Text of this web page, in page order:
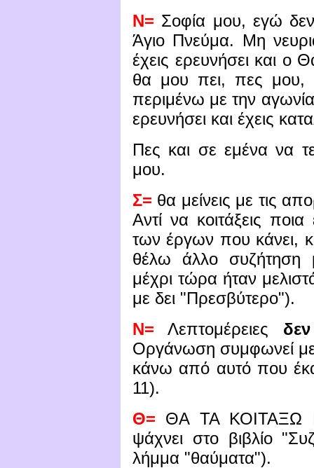
Ν= Σοφία μου, εγώ
Άγιο Πνεύμα. Μη
έχεις ερευνήσει και ο
θα μου πει, πες
περιμένω με την
ερευνήσει και έχεις
Πες και σε εμένα να
μου.
Σ= θα μείνεις με τις
Αντί να κοιτάξεις
των έργων που κάνει,
θέλω άλλο συζήτηση
μέχρι τώρα ήταν
με δει "Πρεσβύτερο").
Ν= Λεπτομέρειες δεν
Οργάνωση συμφωνεί με
κάνω από αυτό που
11).
Θ= ΘΑ ΤΑ ΚΟΙΤΑΞΩ
ψάχνει στο βιβλίο
λήμμα "θαύματα").